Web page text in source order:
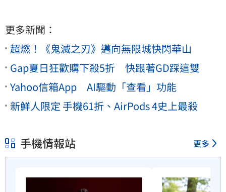
更多新聞：
超燃！《鬼滅之刃》邁向無限城快閃華山
Gap夏日狂歡購下殺5折 快跟著GD踩這雙
Yahoo信箱App AI驅動「查看」功能
新鮮人限定 手機61折、AirPods 4史上最殺
手機情報站 更多